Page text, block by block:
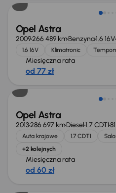
Opel Astra
2009266 489 kmBenzyna1.6 16V
1.6 16V Klimatronic
Miesięczna rata
od 77 zł
Taniej o 500 zł
Opel Astra
2013286 697 kmDiesel1.7 CDTI
Auta krajowe 1.7 CDTI
+2 kolejnych
Miesięczna rata
od 60 zł